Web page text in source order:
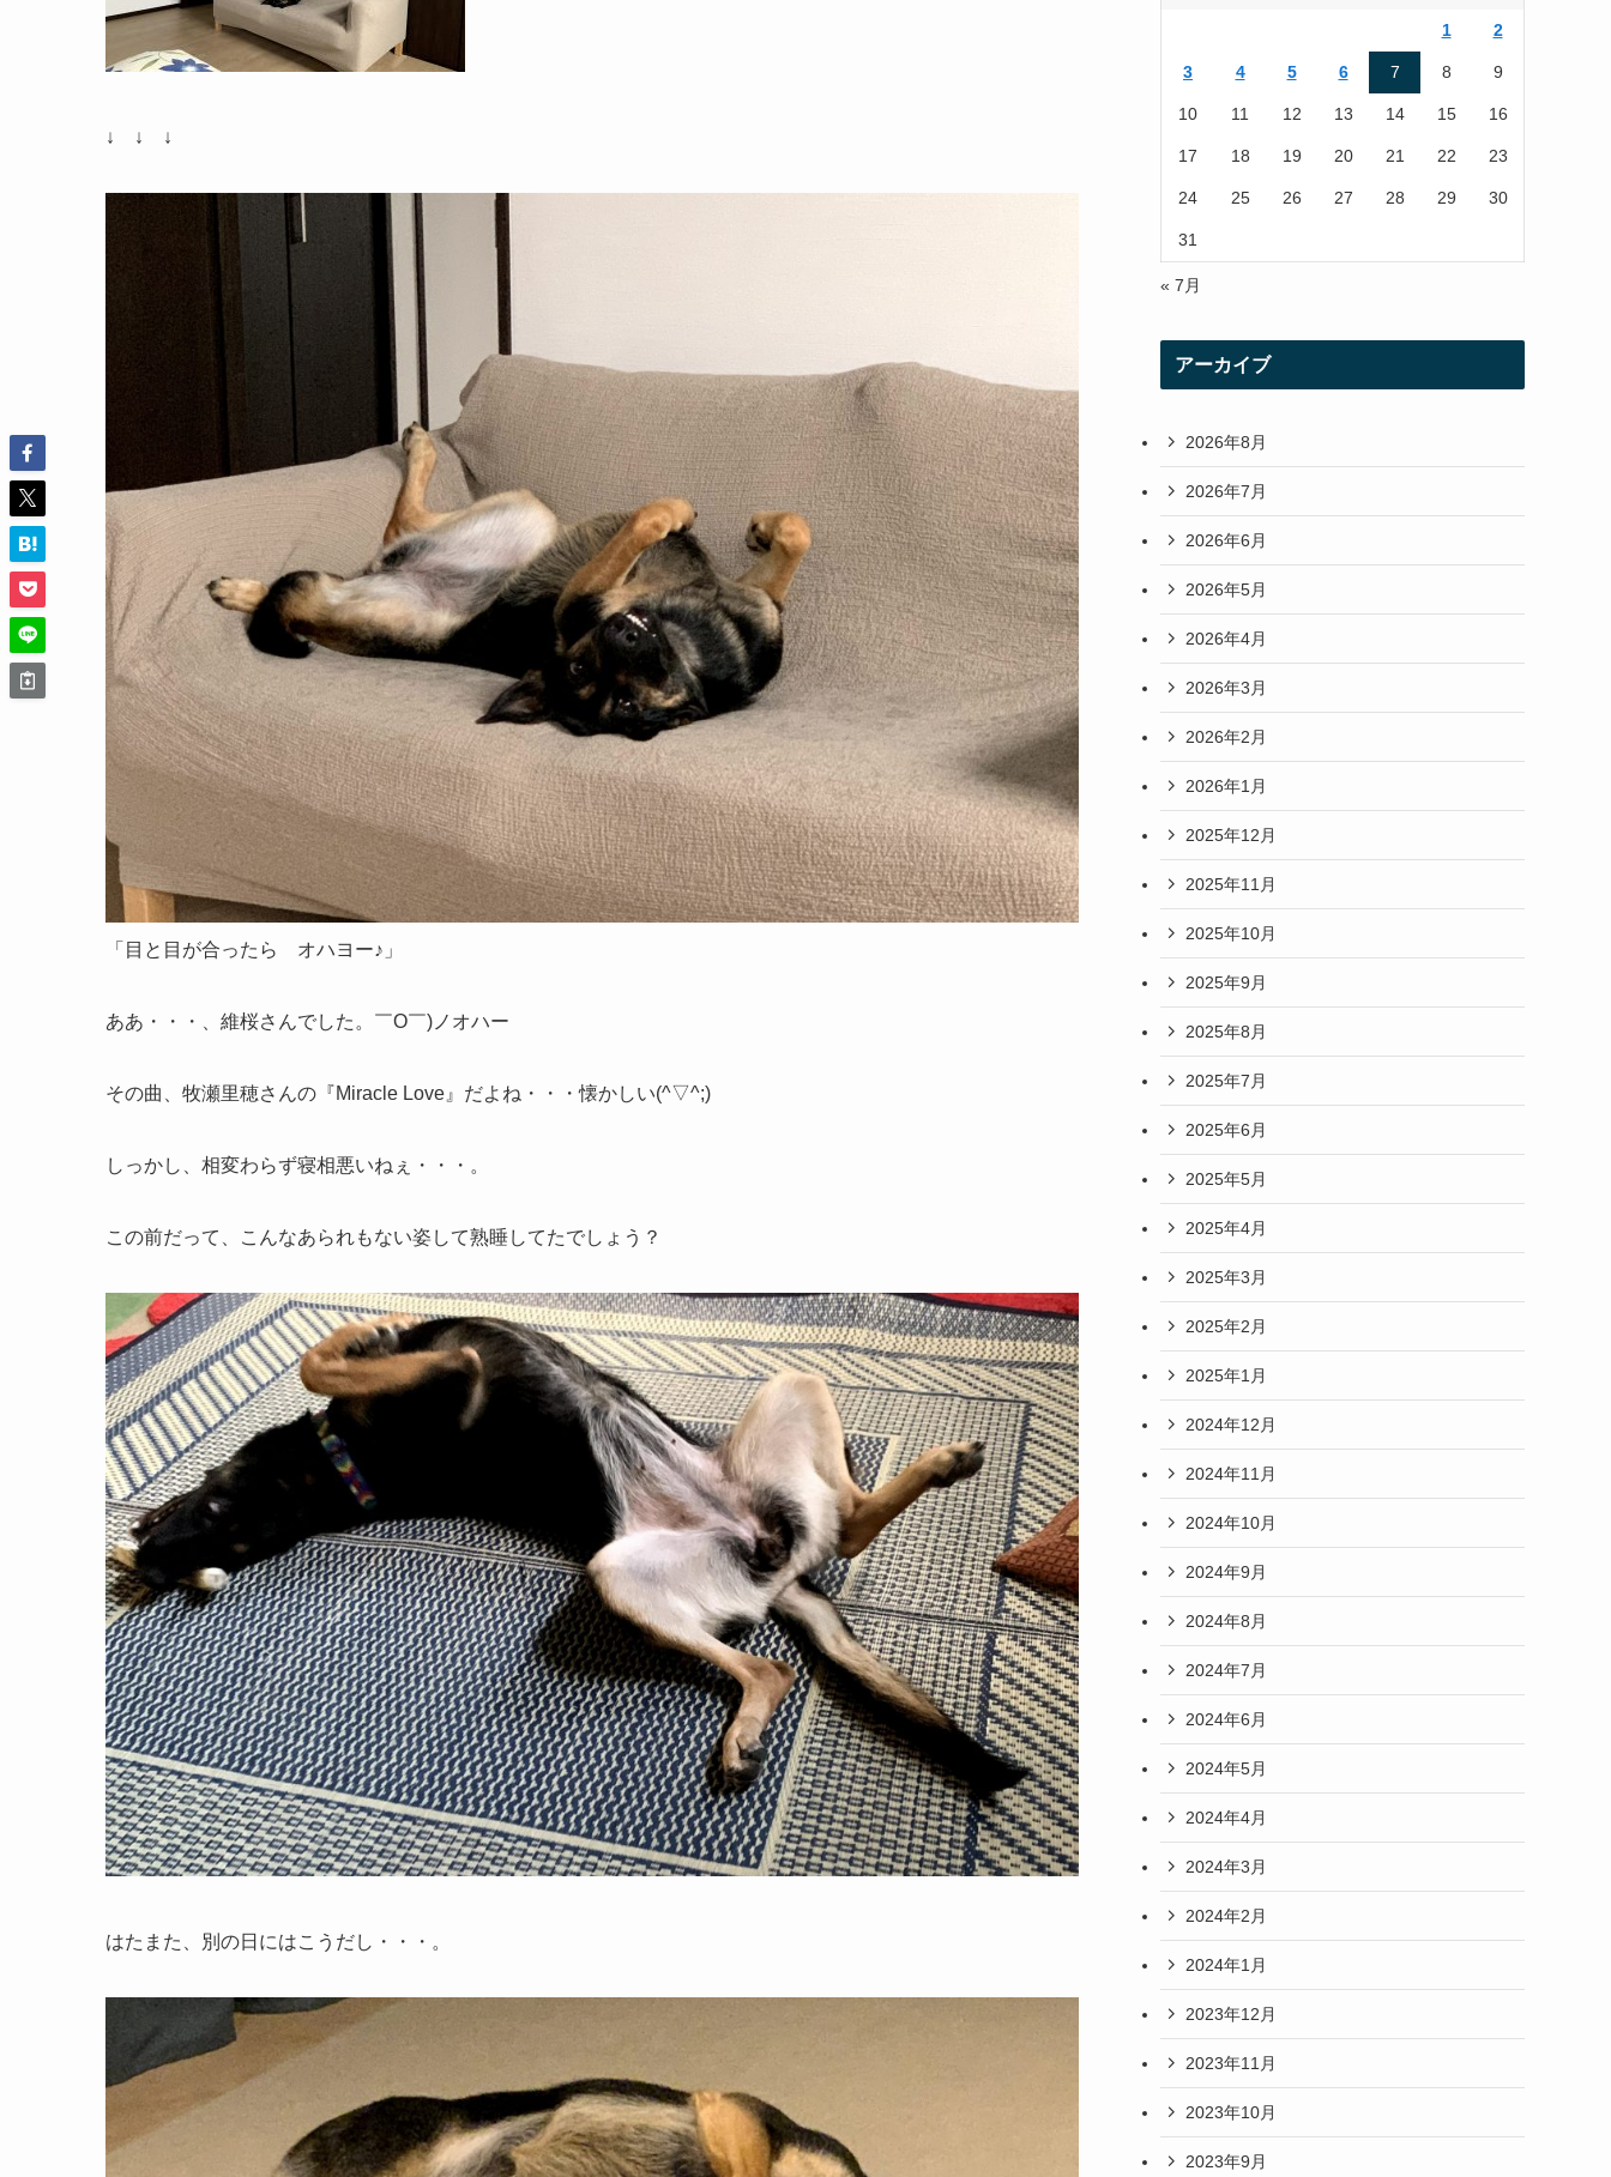
↓ ↓ ↓
「目と目が合ったら オハヨー♪」
ああ・・・、維桜さんでした。￣O￣)ノオハー
その曲、牧瀬里穂さんの『Miracle Love』だよね・・・懐かしい(^▽^;)
しっかし、相変わらず寝相悪いねぇ・・・。
この前だって、こんなあられもない姿して熟睡してたでしょう？
はたまた、別の日にはこうだし・・・。
1 2
3 4 5 6 7 8 9
10 11 12 13 14 15 16
17 18 19 20 21 22 23
24 25 26 27 28 29 30
31
« 7月
アーカイブ
2026年8月
2026年7月
2026年6月
2026年5月
2026年4月
2026年3月
2026年2月
2026年1月
2025年12月
2025年11月
2025年10月
2025年9月
2025年8月
2025年7月
2025年6月
2025年5月
2025年4月
2025年3月
2025年2月
2025年1月
2024年12月
2024年11月
2024年10月
2024年9月
2024年8月
2024年7月
2024年6月
2024年5月
2024年4月
2024年3月
2024年2月
2024年1月
2023年12月
2023年11月
2023年10月
2023年9月